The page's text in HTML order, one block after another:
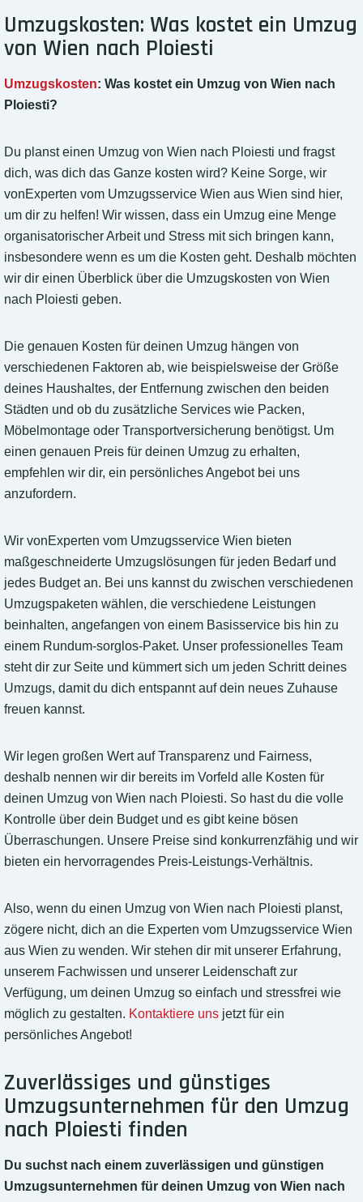
Umzugskosten: Was kostet ein Umzug
von Wien nach Ploiesti
Umzugskosten: Was kostet ein Umzug von Wien nach
Ploiesti?
Du planst einen Umzug von Wien nach Ploiesti und fragst
dich, was dich das Ganze kosten wird? Keine Sorge, wir
vonExperten vom Umzugsservice Wien aus Wien sind hier,
um dir zu helfen! Wir wissen, dass ein Umzug eine Menge
organisatorischer Arbeit und Stress mit sich bringen kann,
insbesondere wenn es um die Kosten geht. Deshalb möchten
wir dir einen Überblick über die Umzugskosten von Wien
nach Ploiesti geben.
Die genauen Kosten für deinen Umzug hängen von
verschiedenen Faktoren ab, wie beispielsweise der Größe
deines Haushaltes, der Entfernung zwischen den beiden
Städten und ob du zusätzliche Services wie Packen,
Möbelmontage oder Transportversicherung benötigst. Um
einen genauen Preis für deinen Umzug zu erhalten,
empfehlen wir dir, ein persönliches Angebot bei uns
anzufordern.
Wir vonExperten vom Umzugsservice Wien bieten
maßgeschneiderte Umzugslösungen für jeden Bedarf und
jedes Budget an. Bei uns kannst du zwischen verschiedenen
Umzugspaketen wählen, die verschiedene Leistungen
beinhalten, angefangen von einem Basisservice bis hin zu
einem Rundum-sorglos-Paket. Unser professionelles Team
steht dir zur Seite und kümmert sich um jeden Schritt deines
Umzugs, damit du dich entspannt auf dein neues Zuhause
freuen kannst.
Wir legen großen Wert auf Transparenz und Fairness,
deshalb nennen wir dir bereits im Vorfeld alle Kosten für
deinen Umzug von Wien nach Ploiesti. So hast du die volle
Kontrolle über dein Budget und es gibt keine bösen
Überraschungen. Unsere Preise sind konkurrenzfähig und wir
bieten ein hervorragendes Preis-Leistungs-Verhältnis.
Also, wenn du einen Umzug von Wien nach Ploiesti planst,
zögere nicht, dich an die Experten vom Umzugsservice Wien
aus Wien zu wenden. Wir stehen dir mit unserer Erfahrung,
unserem Fachwissen und unserer Leidenschaft zur
Verfügung, um deinen Umzug so einfach und stressfrei wie
möglich zu gestalten. Kontaktiere uns jetzt für ein
persönliches Angebot!
Zuverlässiges und günstiges
Umzugsunternehmen für den Umzug
nach Ploiesti finden
Du suchst nach einem zuverlässigen und günstigen
Umzugsunternehmen für deinen Umzug von Wien nach